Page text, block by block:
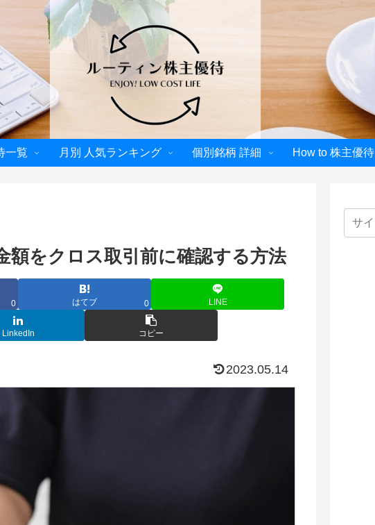
一覧 月別 人気ランキング 個別銘柄 詳細 How to 株主優待
額をクロス取引前に確認する方法
0 はてブ 0 LINE
LinkedIn コピー
2023.05.14